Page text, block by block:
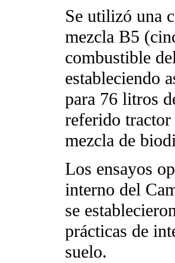
Se utilizó una
mezcla B5
combustible
estableciendo
para 76 litros
referido
mezcla de
Los ensayos
interno del
se
prácticas de
suelo.